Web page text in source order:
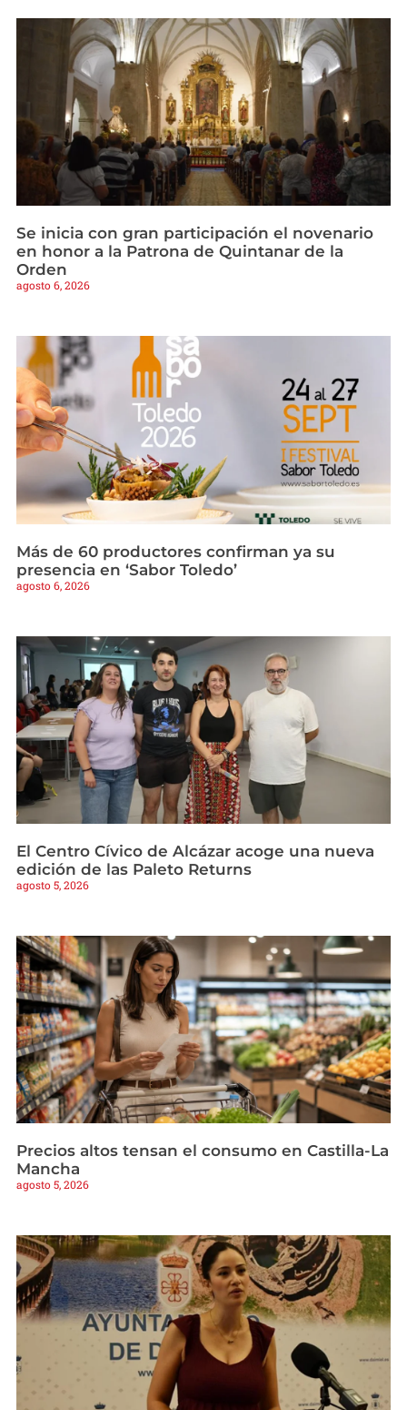
Se inicia con gran participación el novenario
en honor a la Patrona de Quintanar de la
Orden
agosto 6, 2026
Más de 60 productores confirman ya su
presencia en ‘Sabor Toledo’
agosto 6, 2026
El Centro Cívico de Alcázar acoge una nueva
edición de las Paleto Returns
agosto 5, 2026
Precios altos tensan el consumo en Castilla-La
Mancha
agosto 5, 2026